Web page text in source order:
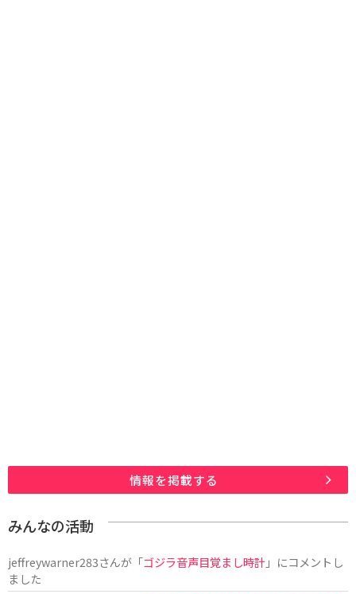
情報を掲載する
みんなの活動
jeffreywarner283さんが「ゴジラ音声目覚まし時計」にコメントし
ました